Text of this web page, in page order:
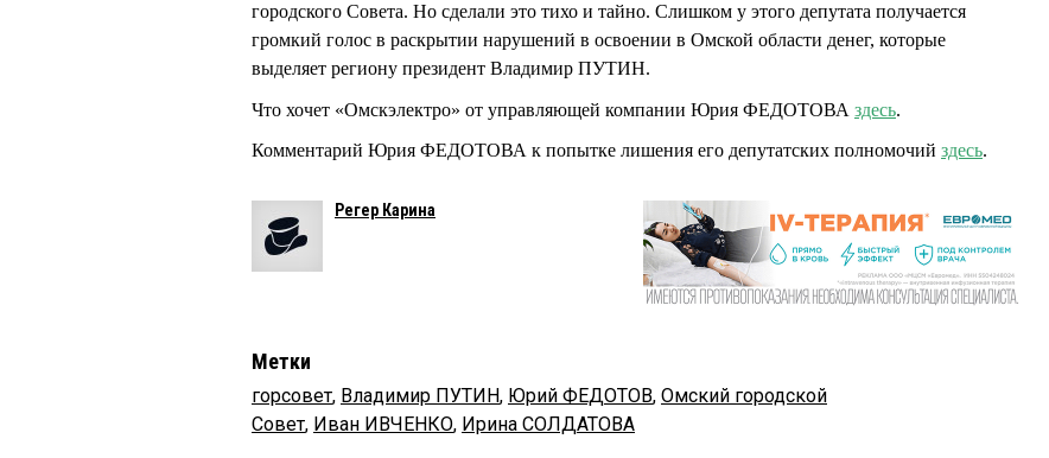
городского Совета. Но сделали это тихо и тайно. Слишком у этого депутата получается
громкий голос в раскрытии нарушений в освоении в Омской области денег, которые
выделяет региону президент Владимир ПУТИН.
Что хочет «Омскэлектро» от управляющей компании Юрия ФЕДОТОВА здесь.
Комментарий Юрия ФЕДОТОВА к попытке лишения его депутатских полномочий здесь.
Регер Карина
Метки
горсовет, Владимир ПУТИН, Юрий ФЕДОТОВ, Омский городской
Совет, Иван ИВЧЕНКО, Ирина СОЛДАТОВА